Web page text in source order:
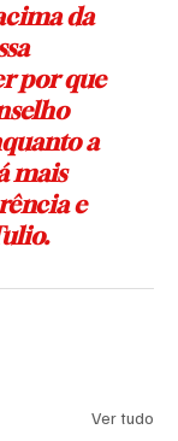
da
por que
a
mais
e
Ver tudo